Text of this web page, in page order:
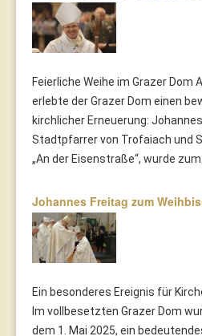
Feierliche Weihe im Grazer Dom
erlebte der Grazer Dom einen
kirchlicher Erneuerung:
Stadtpfarrer von Trofaiach und
„An der Eisenstraße“, wurde
Johannes Freitag zum
Ein besonderes Ereignis für
Im vollbesetzten Grazer Dom
dem 1. Mai 2025, ein